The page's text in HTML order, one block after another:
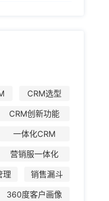
CRM选型
CRM创新功能
一体化CRM
营销服一体化
理
销售漏斗
360度客户画像